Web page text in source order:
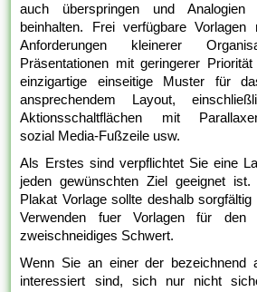
auch überspringen und
beinhalten. Frei verfügbare
Anforderungen kleinerer
Präsentationen mit geringerer
einzigartige einseitige Muster für
ansprechendem Layout,
Aktionsschaltflächen mit
sozial Media-Fußzeile usw.
Als Erstes sind verpflichtet Sie eine
jeden gewünschten Ziel geeignet
Plakat Vorlage sollte deshalb
Verwenden fuer Vorlagen für
zweischneidiges Schwert.
Wenn Sie an einer der bezeichnend
interessiert sind, sich nur nicht